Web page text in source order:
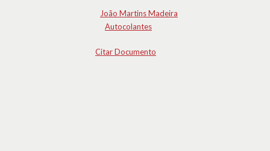
João Martins Madeira
Autocolantes
Citar Documento